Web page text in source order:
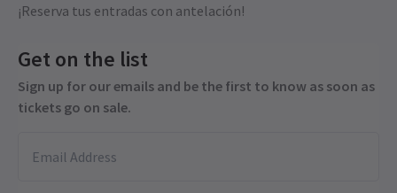
¡Reserva tus entradas con antelación!
Get on the list
Sign up for our emails and be the first to know as soon as
tickets go on sale.